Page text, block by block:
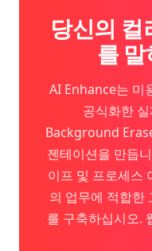
당신의 컬
를
AI Enhance는 미
공식화한
Background
젠테이션을 만듭
이프 및 프로세스
의 업무에 적합한
를 구축하십시오.